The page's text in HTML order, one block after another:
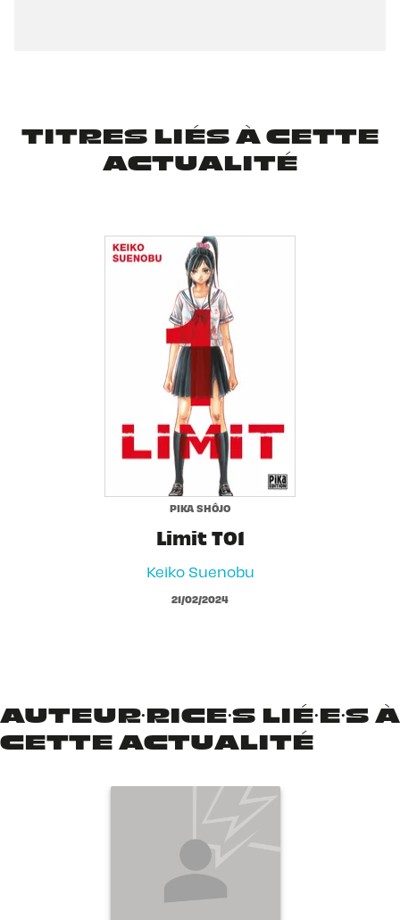
TITRES LIÉS À CETTE
ACTUALITÉ
PIKA SHÔJO
Limit T01
Keiko Suenobu
21/02/2024
AUTEUR·RICE·S LIÉ·E·S À
CETTE ACTUALITÉ